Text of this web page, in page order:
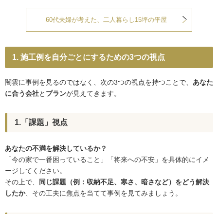
60代夫婦が考えた、二人暮らし15坪の平屋
1. 施工例を自分ごとにするための3つの視点
闇雲に事例を見るのではなく、次の3つの視点を持つことで、 あなた
に合う会社と プランが見えてきます。
1.「課題」視点
あなたの不満を解決しているか？
「今の家で一番困っていること」「将来への不安」を具体的にイメ
ージしてください。
その上で、
同じ課題（例：収納不足、寒さ、暗さなど）をどう解決
したか、その工夫に焦点を当てて事例を見てみましょう。